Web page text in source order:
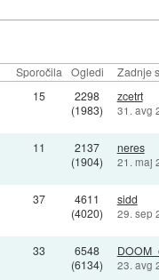
Sporočila Ogledi Zadnje
15
2298
(1983)
zcetrt
31. avg
11
2137
(1904)
neres
21. maj
37
4611
(4020)
sidd
29. sep
33
6548
(6134)
23. avg